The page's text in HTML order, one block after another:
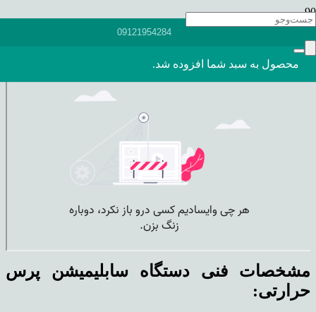
09121954284
محصول به سبد شما افزوده شد.
دستگاه سابلیمیشن پرس حرارتی ۴۰*۶۰
مشخصات فنی دستگاه سابلیمیشن پرس
حرارتی: